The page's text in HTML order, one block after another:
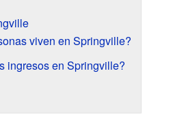
viven en Springville?
ingresos en Springville?